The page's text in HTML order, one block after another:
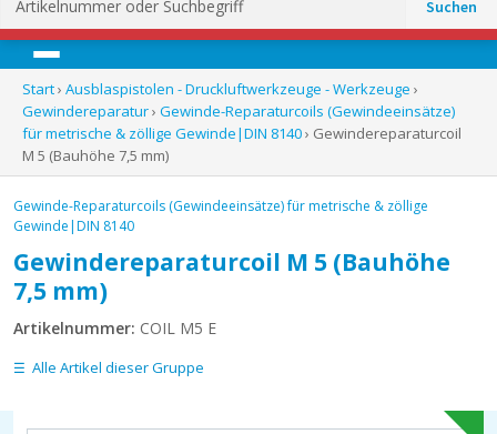
nach:
Menü
Start› Ausblaspistolen - Druckluftwerkzeuge - Werkzeuge ›
Gewindereparatur› Gewinde-Reparaturcoils (Gewindeeinsätze)
für metrische & zöllige Gewinde|DIN 8140› Gewindereparaturcoil
M 5 (Bauhöhe 7,5 mm)
Gewinde-Reparaturcoils (Gewindeeinsätze) für metrische & zöllige
Gewinde|DIN 8140
Gewindereparaturcoil M 5 (Bauhöhe
7,5 mm)
Artikelnummer: COIL M5 E
Alle Artikel dieser Gruppe